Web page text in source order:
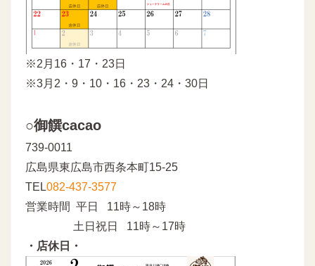
※2月16・17・23日
※3月2・9・10・16・23・24・30日
○御饌cacao
739-0011
広島県東広島市西条本町15-25
TEL082-437-3577
営業時間 平日 11時～18時
土日祝日 11時～17時
・店休日・